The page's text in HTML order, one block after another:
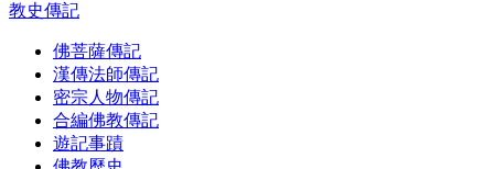
教史傳記
佛菩薩傳記
漢傳法師傳記
密宗人物傳記
合編佛教傳記
遊記事蹟